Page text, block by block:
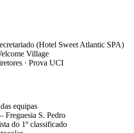
(Hotel Sweet Atlantic SPA)
Village
· Prova UCI
equipas
Freguesia S. Pedro
do 1º classificado